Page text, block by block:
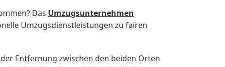
Das Umzugsunternehmen
Umzugsdienstleistungen zu fairen
Entfernung zwischen den beiden Orten